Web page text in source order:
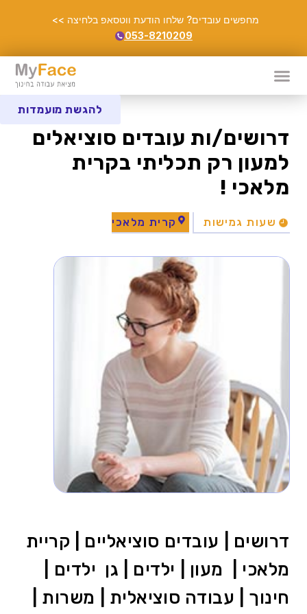
מחפשים עובדים? שלחו הודעת ווטסאפ בלחיצה >>
053-8210209
דרושים/ות עובדים סוציאלים
למעון רק תכליתי בקרית
מלאכי !
שעות גמישות קרית מלאכי
להגשת מועמדות
דרושים | עובדים סוציאליים | קריית
מלאכי | מעון | ילדים | גן ילדים |
חינוך | עבודה סוציאלית | משרות |